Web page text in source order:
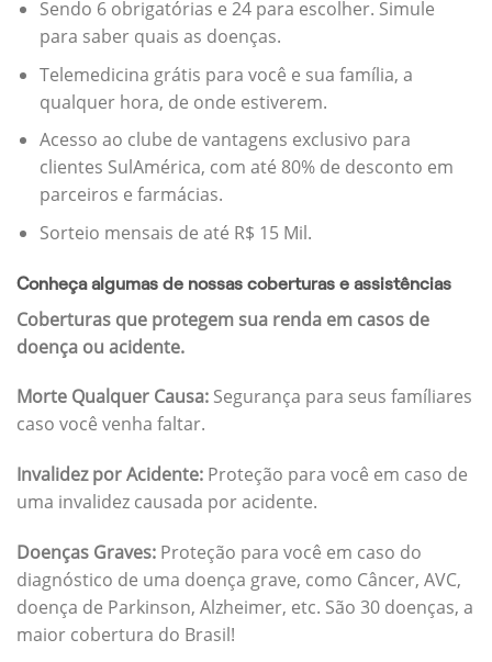
Sendo 6 obrigatórias e 24 para escolher. Simule
para saber quais as doenças.
Telemedicina grátis para você e sua família, a
qualquer hora, de onde estiverem.
Acesso ao clube de vantagens exclusivo para
clientes SulAmérica, com até 80% de desconto em
parceiros e farmácias.
Sorteio mensais de até R$ 15 Mil.
Conheça algumas de nossas coberturas e assistências
Coberturas que protegem sua renda em casos de
doença ou acidente.
Morte Qualquer Causa: Segurança para seus famíliares
caso você venha faltar.
Invalidez por Acidente: Proteção para você em caso de
uma invalidez causada por acidente.
Doenças Graves: Proteção para você em caso do
diagnóstico de uma doença grave, como Câncer, AVC,
doença de Parkinson, Alzheimer, etc. São 30 doenças, a
maior cobertura do Brasil!